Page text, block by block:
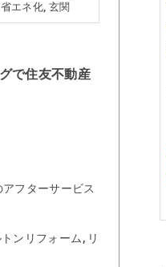
エネ化, 玄関
で住友不動産
フターサービス
ンリフォーム, リ